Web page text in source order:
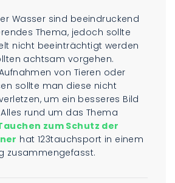
Wasser sind beeindruckend
Thema, jedoch sollte
nicht beeinträchtigt werden
achtsam vorgehen.
von Tieren oder
sollte man diese nicht
um ein besseres Bild
rund um das Thema
zum Schutz der
hat 123tauchsport in einem
zusammengefasst.